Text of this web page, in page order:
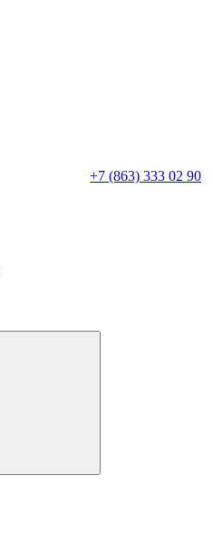
+7 (863) 333 02 90